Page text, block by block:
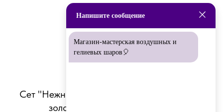
Сет "Нежно-розовое
золото"
Напишите сообщение
Магазин-мастерская воздушных и
гелиевых шаров🎈